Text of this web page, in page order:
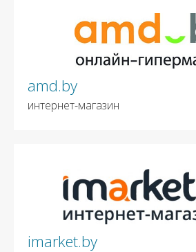
amd.by
интернет-магазин
imarket.by